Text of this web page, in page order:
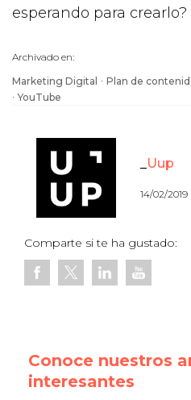
esperando para crearlo?
Archivado en:
Marketing Digital · Plan de
·YouTube
Uup
14/02/2019
Comparte si te ha gustado:
Conoce nuestros
interesantes